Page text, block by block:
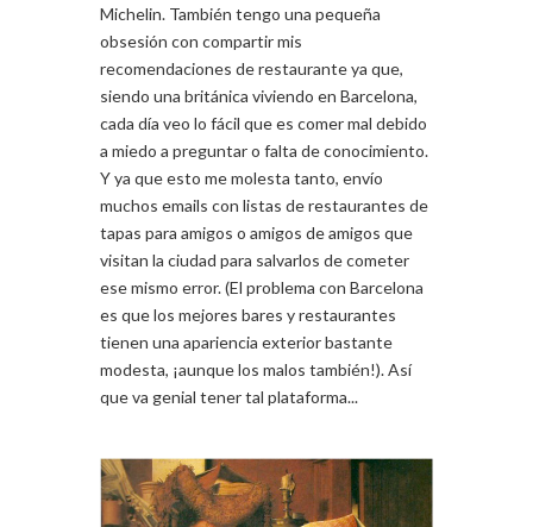
Michelin. También tengo una pequeña
obsesión con compartir mis
recomendaciones de restaurante ya que,
siendo una británica viviendo en Barcelona,
cada día veo lo fácil que es comer mal debido
a miedo a preguntar o falta de conocimiento.
Y ya que esto me molesta tanto, envío
muchos emails con listas de restaurantes de
tapas para amigos o amigos de amigos que
visitan la ciudad para salvarlos de cometer
ese mismo error. (El problema con Barcelona
es que los mejores bares y restaurantes
tienen una apariencia exterior bastante
modesta, ¡aunque los malos también!). Así
que va genial tener tal plataforma...